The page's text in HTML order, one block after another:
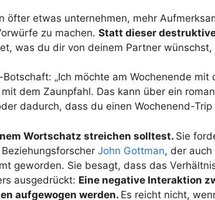
etwas unternehmen, mehr
zu machen. Statt dieser
was du dir von deinem Partner wünschst,
„Ich möchte am Wochenende mit
dem Zaunpfahl. Das kann über ein
dadurch, dass du einen Wochenend-
Wortschatz streichen solltest. Sie
John Gottman, der auch
geworden. Sie besagt, dass das
ausgedrückt: Eine negative Interaktion
aufgewogen werden. Es reicht nicht,